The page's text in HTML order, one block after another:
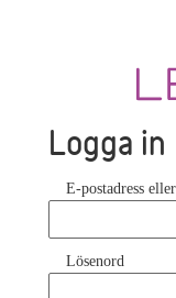
Logga in
E-postadress
Lösenord